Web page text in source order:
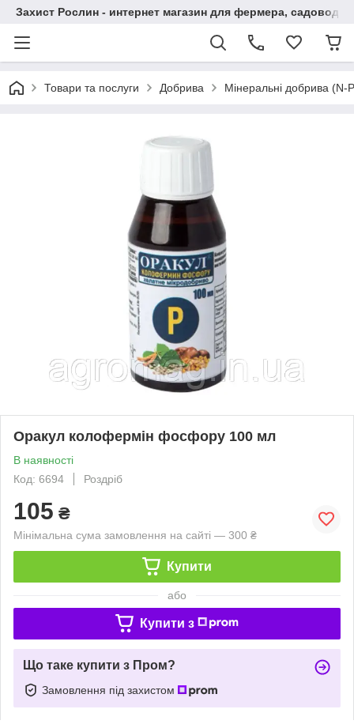
Захист Рослин - интернет магазин для фермера,
Товари та послуги Добрива Мінеральні добрива (N-
Оракул колофермін фосфору 100 мл
В наявності
Код: 6694
Роздріб
105 ₴
Мінімальна сума замовлення на сайті — 300 ₴
Купити
або
Купити з
Що таке купити з Пром?
Замовлення під захистом